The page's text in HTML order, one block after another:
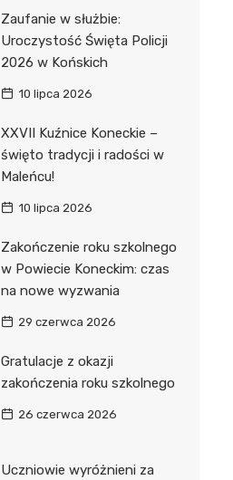
Zaufanie w służbie:
Uroczystość Święta Policji
2026 w Końskich
10 lipca 2026
XXVII Kuźnice Koneckie –
święto tradycji i radości w
Maleńcu!
10 lipca 2026
Zakończenie roku szkolnego
w Powiecie Koneckim: czas
na nowe wyzwania
29 czerwca 2026
Gratulacje z okazji
zakończenia roku szkolnego
26 czerwca 2026
Uczniowie wyróżnieni za